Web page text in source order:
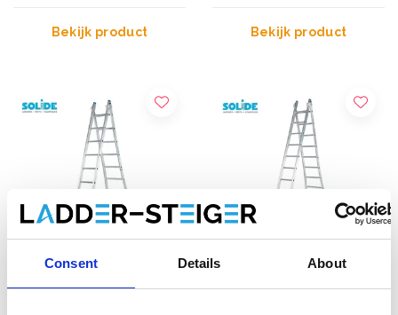
Consent Details About
Bekijk product Bekijk product